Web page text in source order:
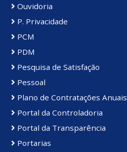
Ouvidoria
P. Privacidade
PCM
PDM
Pesquisa de Satisfação
Pessoal
Plano de Contratações Anuais
Portal da Controladoria
Portal da Transparência
Portarias